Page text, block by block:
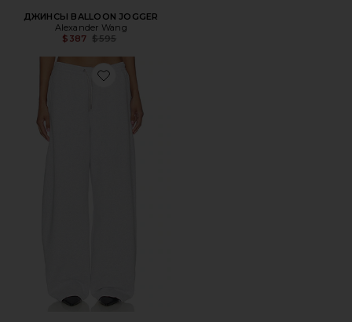
ДЖИНСЫ BALLOON JOGGER
Alexander Wang
$387 Previous price:
$595
Favorite БРЮКИ MID RISE SWEAT WITH RHINESTONE